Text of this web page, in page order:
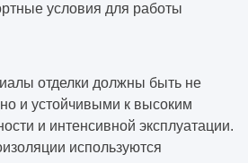
условия для работы
отделки должны быть не
и устойчивыми к высоким
и интенсивной эксплуатации.
используются